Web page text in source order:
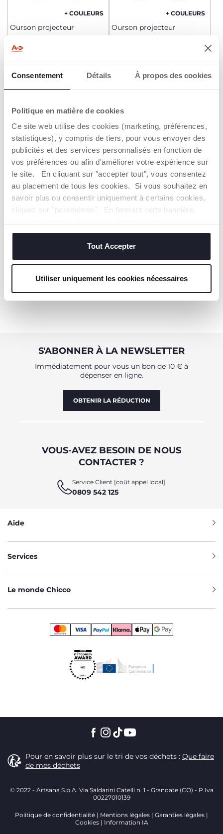
Consentement Détails À propos des cookies
Politique en matière de cookies
Ce site web utilise des cookies (marketing, préférences,
statistiques), y compris de tiers, pour vous envoyer des
publicités et des services personnalisés en fonction de
vos préférences ou afin d'améliorer votre expérience sur
le site. En cliquant sur "accepter tout", vous consentez
au placement de tous les cookies. Si vous souhaitez en
savoir plus ou consentir uniquement à certains cookies,
cliquez sur "paramètres". En fermant cette bannière,
techniques, qui sont essentiels au service demandé.
Tout Accepter
Utiliser uniquement les cookies nécessaires
+ COULEURS
Ourson projecteur
29,99 €
AJOUTER
+ COULEURS
Ourson projecteur
AJOUTER
+ COULEURS
AJOUTER
S'ABONNER À LA NEWSLETTER
Immédiatement pour vous un bon de 10 € à
dépenser en ligne.
OBTENIR LA RÉDUCTION
VOUS-AVEZ BESOIN DE NOUS
CONTACTER ?
Service Client [coût appel local]
0809 542 125
Aide
Services
Le monde Chicco
Pour en savoir plus sur le tri de vos déchets : Que faire
de mes déchets
© 2022 - Artsana S.p.A. Via Saldarini Catelli n. 1 - Grandate (CO) - P.Iva
00227010139
Politique de confidentialité Mentions légales
Garanties légales
Cookies
Information IA